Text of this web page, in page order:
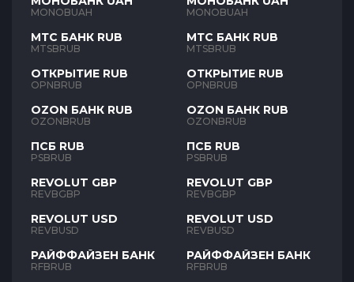
MONOBUAH
МТС БАНК RUB
MTSBRUB
ОТКРЫТИЕ RUB
OPNBRUB
OZON БАНК RUB
OZONBRUB
ПСБ RUB
PSBRUB
REVOLUT GBP
REVBGBP
REVOLUT USD
REVBUSD
РАЙФФАЙЗЕН БАНК
RFBRUB
MONOBUAH
МТС БАНК RUB
MTSBRUB
ОТКРЫТИЕ RUB
OPNBRUB
OZON БАНК RUB
OZONBRUB
ПСБ RUB
PSBRUB
REVOLUT GBP
REVBGBP
REVOLUT USD
REVBUSD
РАЙФФАЙЗЕН БАНК
RFBRUB